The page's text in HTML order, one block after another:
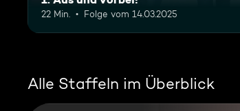
22 Min. Folge vom 14.03.2025
Alle Staffeln im Überblick